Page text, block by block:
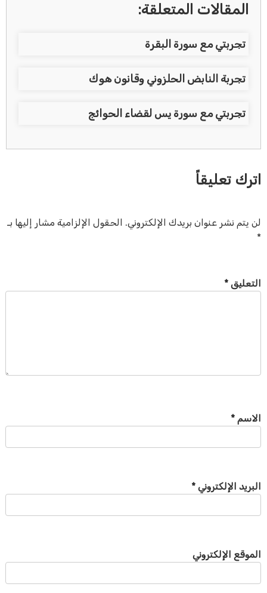
المقالات المتعلقة:
تجربتي مع سورة البقرة
تجربة النابض الحلزوني وقانون هوك
تجربتي مع سورة يس لقضاء الحوائج
اترك تعليقاً
لن يتم نشر عنوان بريدك الإلكتروني. الحقول الإلزامية مشار إليها بـ
*
التعليق *
الاسم *
البريد الإلكتروني *
الموقع الإلكتروني